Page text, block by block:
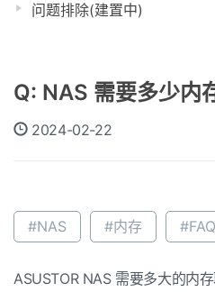
问题排除(建置中)
Q: NAS 需要多少内
2024-02-22
#NAS #内存 #FAQ
ASUSTOR NAS 需要多大的内